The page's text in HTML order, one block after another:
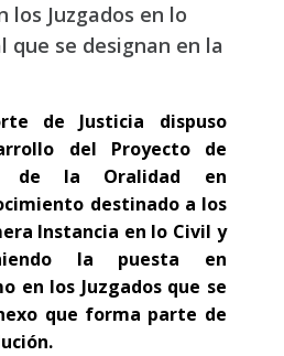
los Juzgados en lo
que se designan en la
de Justicia dispuso
del Proyecto de
de la Oralidad en
destinado a los
Instancia en lo Civil y
la puesta en
en los Juzgados que se
que forma parte de